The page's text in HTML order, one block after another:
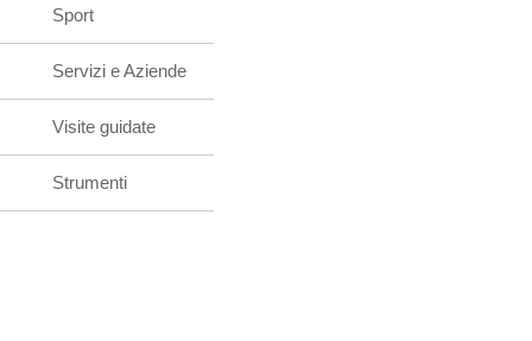
Sport
Servizi e Aziende
Visite guidate
Strumenti